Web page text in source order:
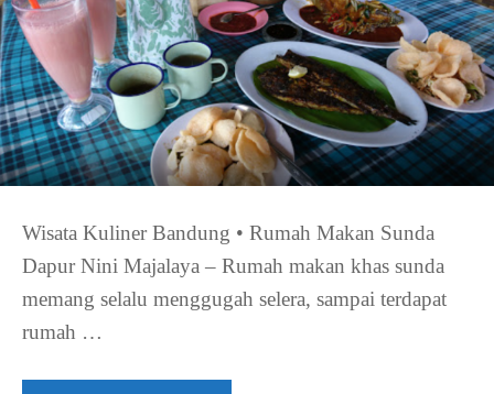
Wisata Kuliner Bandung • Rumah Makan Sunda
Dapur Nini Majalaya – Rumah makan khas sunda
memang selalu menggugah selera, sampai terdapat
rumah …